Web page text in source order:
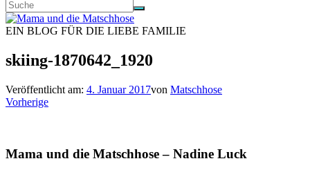
EIN BLOG FÜR DIE LIEBE FAMILIE
skiing-1870642_1920
Veröffentlicht am: 4. Januar 2017von Matschhose
Vorherige
Mama und die Matschhose – Nadine Luck